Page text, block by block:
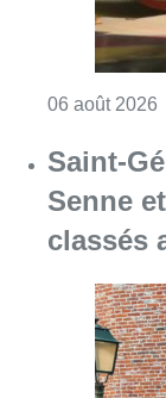
06 août 2026
Saint-
Senne
classés